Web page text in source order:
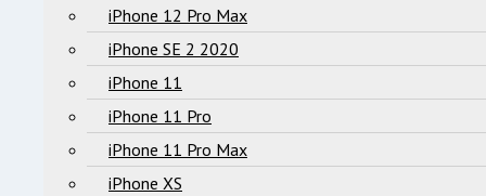
iPhone 12 Pro Max
iPhone SE 2 2020
iPhone 11
iPhone 11 Pro
iPhone 11 Pro Max
iPhone XS